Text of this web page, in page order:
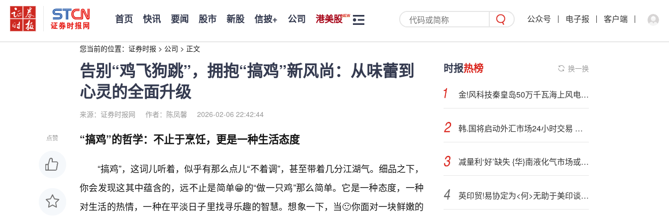
首页 快讯 要闻 股市 新股 信披+ 公司 港美股 公众号 电子报 客户端
您当前的位置： 证券时报 > 公司 > 正文
告别“鸡飞狗跳”，拥抱“搞鸡”新风尚：从味蕾到
心灵的全面升级
来源：证券时报网 作者：陈凤馨 2026-02-06 22:42:44
点赞 “搞鸡”的哲学：不止于烹饪，更是一种生活态度
“搞鸡”，这词儿听着，似乎有那么点儿“不着调”，甚至带着几分江湖气。细品之下，
你会发现这其中蕴含的，远不止是简单😁的“做一只鸡”那么简单。它是一种态度，一种
对生活的热情，一种在平淡日子里找寻乐趣的智慧。想象一下，当🙂你面对一块鲜嫩的
时报热榜 换一换
金!风科技秦皇岛50万千瓦海上风电项目获批！
韩.国将启动外汇市场24小时交易 并放宽非居民韩元交易
减量利‘好’缺失 {华}南液化气市场或再现颓势
英印贸!易协定为<何>无助于美印谈判？